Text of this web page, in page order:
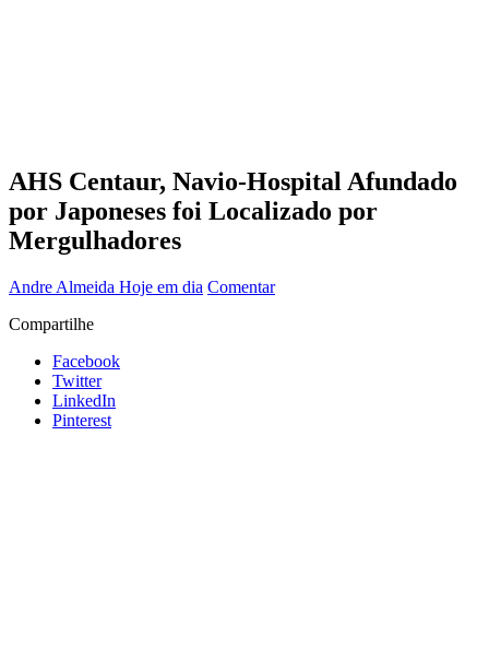
AHS Centaur, Navio-Hospital Afundado
por Japoneses foi Localizado por
Mergulhadores
Andre Almeida Hoje em dia Comentar
Compartilhe
Facebook
Twitter
LinkedIn
Pinterest